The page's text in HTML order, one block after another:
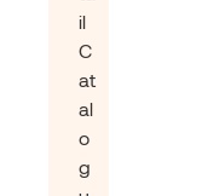
il
C
at
al
o
g